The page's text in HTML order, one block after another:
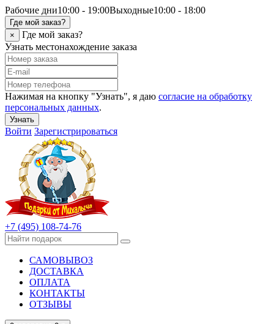
Рабочие дни10:00 - 19:00Выходные10:00 - 18:00
Где мой заказ?
×
Где мой заказ?
Узнать местонахождение заказа
Нажимая на кнопку "Узнать", я даю согласие на обработку
персональных данных.
Узнать
Войти Зарегистрироваться
+7 (495) 108-74-76
САМОВЫВОЗ
ДОСТАВКА
ОПЛАТА
КОНТАКТЫ
ОТЗЫВЫ